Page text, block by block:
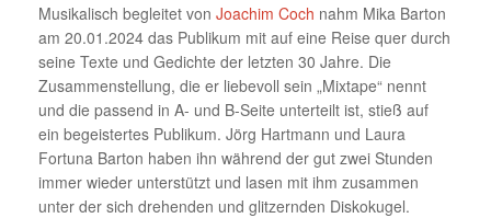
Musikalisch begleitet von Joachim Coch nahm Mika Barton
am 20.01.2024 das Publikum mit auf eine Reise quer durch
seine Texte und Gedichte der letzten 30 Jahre. Die
Zusammenstellung, die er liebevoll sein „Mixtape“ nennt
und die passend in A- und B-Seite unterteilt ist, stieß auf
ein begeistertes Publikum. Jörg Hartmann und Laura
Fortuna Barton haben ihn während der gut zwei Stunden
immer wieder unterstützt und lasen mit ihm zusammen
unter der sich drehenden und glitzernden Diskokugel.